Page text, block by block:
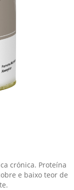
crónica. Proteína
e baixo teor de